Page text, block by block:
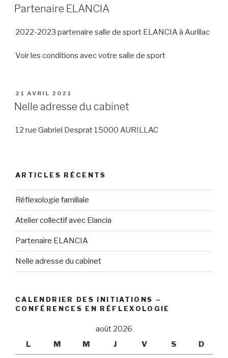
LE
Partenaire ELANCIA
2022-2023 partenaire salle de sport ELANCIA à Aurillac
Voir les conditions avec votre salle de sport
PUBLIÉ
LE
21 AVRIL 2021
Nelle adresse du cabinet
12 rue Gabriel Desprat 15000 AURILLAC
ARTICLES RÉCENTS
Réflexologie familiale
Atelier collectif avec Elancia
Partenaire ELANCIA
Nelle adresse du cabinet
CALENDRIER DES INITIATIONS –
CONFÉRENCES EN RÉFLEXOLOGIE
août 2026
L
M M J V S D